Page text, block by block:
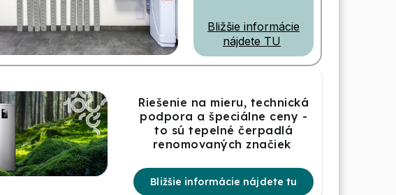
Bližšie informácie
nájdete TU
Riešenie na mieru, technická
podpora a špeciálne ceny -
to sú tepelné čerpadlá
renomovaných značiek
Bližšie informácie nájdete tu